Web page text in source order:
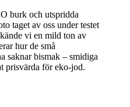
vi en mild ton av
hur de små
saknar bismak – smidiga
prisvärda för eko-jod.